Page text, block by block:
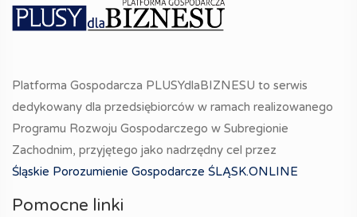
Platforma Gospodarcza PLUSYdlaBIZNESU to serwis
dedykowany dla przedsiębiorców w ramach realizowanego
Programu Rozwoju Gospodarczego w Subregionie
Zachodnim, przyjętego jako nadrzędny cel przez
Śląskie Porozumienie Gospodarcze ŚLĄSK.ONLINE
Pomocne linki